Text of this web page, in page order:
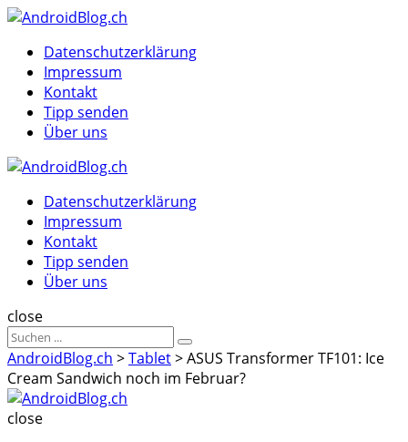
Menu
MenuDatenschutzerklärung
Impressum
Kontakt
Tipp senden
Über uns
Datenschutzerklärung
Impressum
Kontakt
Tipp senden
Über uns
Suche
close
Sucheergebnisse
für
Suche
AndroidBlog.ch >Tablet>ASUS Transformer TF101: Ice
Cream Sandwich noch im Februar?
close